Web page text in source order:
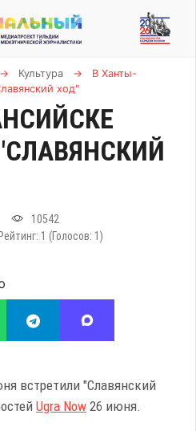
→ Культура →
В Ханты-
ход"
10542
Рейтинг: 1 (Голосов: 1 )
встретили "Славянский
Ugra Now 26 июня.